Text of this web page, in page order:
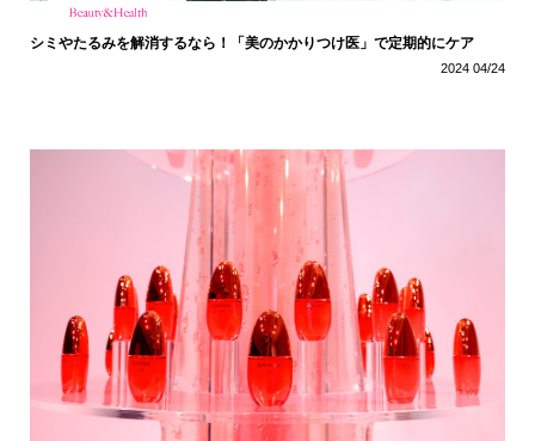
シミやたるみを解消するなら！「美のかかりつけ医」で定期的にケア
2024 04/24